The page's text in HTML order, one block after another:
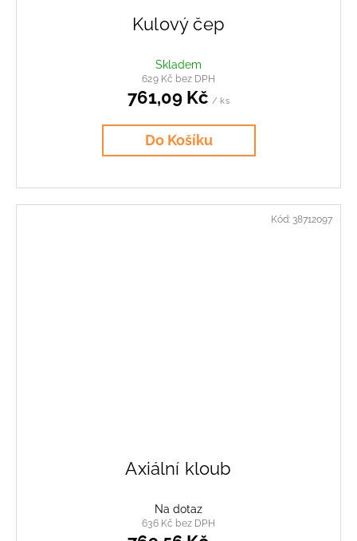
Kulový čep
Skladem
629 Kč bez DPH
761,09 Kč / ks
Do Košíku
Axiální kloub
Na dotaz
636 Kč bez DPH
Kód: 38712097